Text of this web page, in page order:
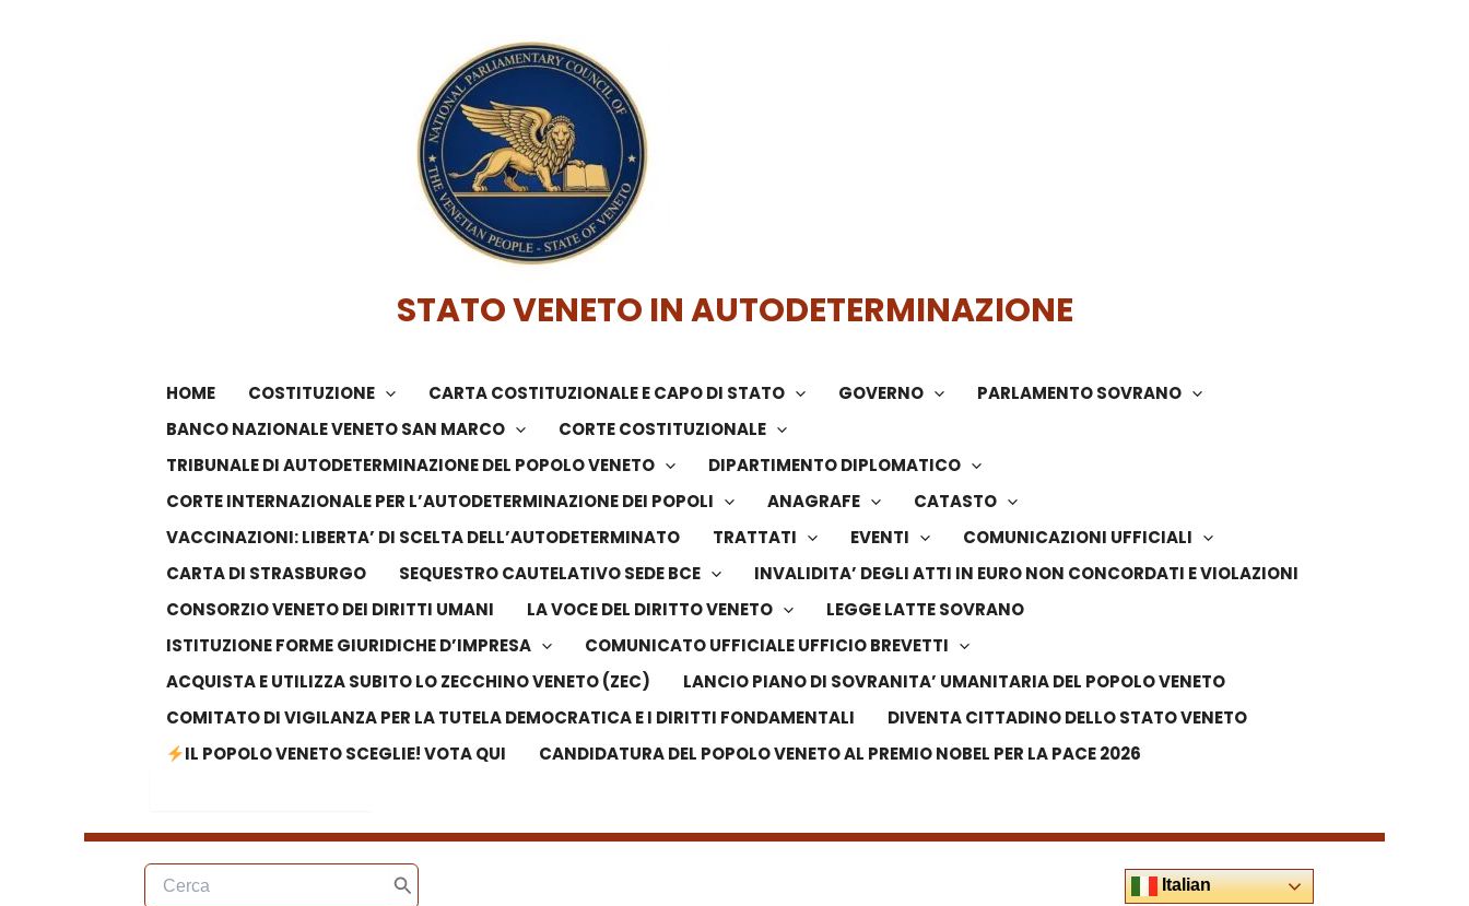
STATO VENETO IN AUTODETERMINAZIONE
HOME COSTITUZIONE CARTA COSTITUZIONALE E CAPO DI STATO GOVERNO
PARLAMENTO SOVRANO
BANCO NAZIONALE VENETO SAN MARCO
CORTE COSTITUZIONALE
TRIBUNALE DI AUTODETERMINAZIONE DEL POPOLO VENETO
DIPARTIMENTO DIPLOMATICO
CORTE INTERNAZIONALE PER L’AUTODETERMINAZIONE DEI POPOLI
ANAGRAFE
CATASTO
VACCINAZIONI: LIBERTA’ DI SCELTA DELL’AUTODETERMINATO
TRATTATI EVENTI
COMUNICAZIONI UFFICIALI
CARTA DI STRASBURGO
SEQUESTRO CAUTELATIVO SEDE BCE
INVALIDITA’ DEGLI ATTI IN EURO NON CONCORDATI E VIOLAZIONI
CONSORZIO VENETO DEI DIRITTI UMANI
LA VOCE DEL DIRITTO VENETO
LEGGE LATTE SOVRANO
ISTITUZIONE FORME GIURIDICHE D’IMPRESA
COMUNICATO UFFICIALE UFFICIO BREVETTI
ACQUISTA E UTILIZZA SUBITO LO ZECCHINO VENETO (ZEC)
LANCIO PIANO DI SOVRANITA’ UMANITARIA DEL POPOLO VENETO
COMITATO DI VIGILANZA PER LA TUTELA DEMOCRATICA E I DIRITTI FONDAMENTALI
DIVENTA CITTADINO DELLO STATO VENETO
IL POPOLO VENETO SCEGLIE! VOTA QUI
CANDIDATURA DEL POPOLO VENETO AL PREMIO NOBEL PER LA PACE 2026
Ricerca
per:
Cerca
Italian